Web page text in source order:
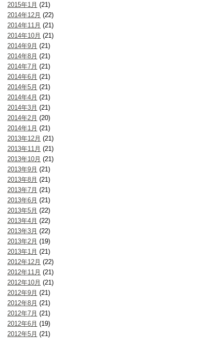
2015年1月 (21)
2014年12月 (22)
2014年11月 (21)
2014年10月 (21)
2014年9月 (21)
2014年8月 (21)
2014年7月 (21)
2014年6月 (21)
2014年5月 (21)
2014年4月 (21)
2014年3月 (21)
2014年2月 (20)
2014年1月 (21)
2013年12月 (21)
2013年11月 (21)
2013年10月 (21)
2013年9月 (21)
2013年8月 (21)
2013年7月 (21)
2013年6月 (21)
2013年5月 (22)
2013年4月 (22)
2013年3月 (22)
2013年2月 (19)
2013年1月 (21)
2012年12月 (22)
2012年11月 (21)
2012年10月 (21)
2012年9月 (21)
2012年8月 (21)
2012年7月 (21)
2012年6月 (19)
2012年5月 (21)